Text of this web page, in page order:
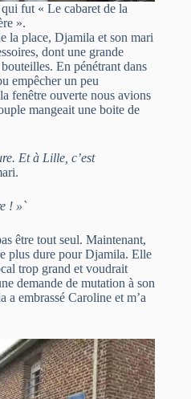
fut « Le cabaret de la
».
la place, Djamila et son mari
dont une grande
En pénétrant dans
empêcher un peu
fenêtre ouverte nous avions
mangeait une boite de
Et à Lille, c’est
! »`
être tout seul. Maintenant,
plus dure pour Djamila. Elle
trop grand et voudrait
demande de mutation à son
embrassé Caroline et m’a